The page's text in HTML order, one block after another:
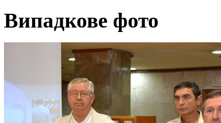
Випадкове фото